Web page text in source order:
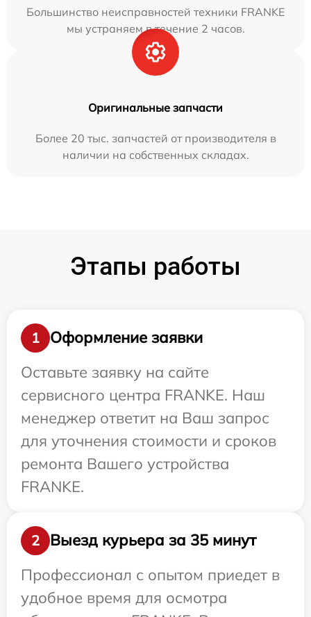
Большинство неисправностей техники FRANKE
мы устраняем в течение 2 часов.
Оригинальные запчасти
Более 20 тыс. запчастей от производителя в
наличии на собственных складах.
Этапы работы
1
Оформление заявки
Оставьте заявку на сайте
сервисного центра FRANKE. Наш
менеджер ответит на Ваш запрос
для уточнения стоимости и сроков
ремонта Вашего устройства
FRANKE.
2
Выезд курьера за 35 минут
Профессионал с опытом приедет в
удобное время для осмотра